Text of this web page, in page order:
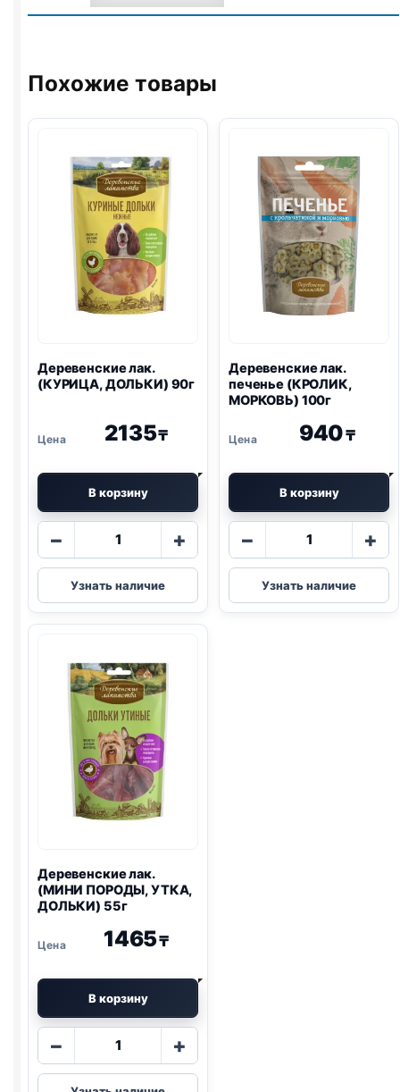
НАРЕЗКА)
УТКА)
Похожие товары
Деревенские лак.
(КУРИЦА, ДОЛЬКИ) 90г
2135₸
В корзину
−
Количество
Деревенские
лак.
(КУРИЦА,
+
Узнать наличие
Деревенские лак.
печенье (КРОЛИК,
МОРКОВЬ) 100г
940₸
В корзину
−
Количество
Деревенские
лак.
печенье
+
Узнать наличие
Деревенские лак.
(МИНИ ПОРОДЫ, УТКА,
ДОЛЬКИ) 55г
1465₸
В корзину
−
Количество
Деревенские
+